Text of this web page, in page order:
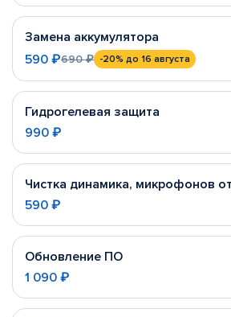
Замена аккумулятора
590 ₽690 ₽ -20% до 16 августа
Гидрогелевая защита
990 ₽
Чистка динамика, микрофонов
590 ₽
Обновление ПО
1 090 ₽